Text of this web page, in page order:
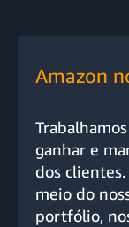
Amazon
ganhar e
dos clientes.
meio do
portfólio,